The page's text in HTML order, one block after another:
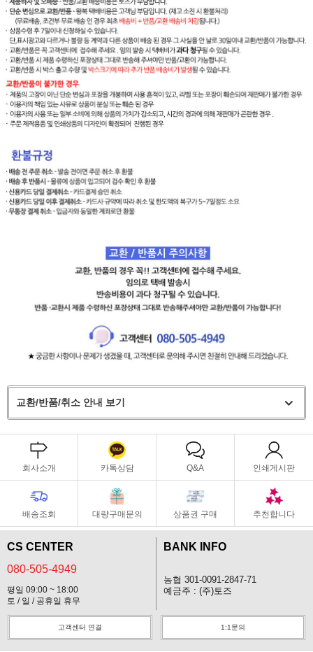
교환/반품/취소 안내 보기
회사소개 카톡상담 Q&A 인쇄게시판
배송조회 대량구매문의 상품권 구매 추천합니다
CS CENTER
080-505-4949
평일 09:00 ~ 18:00
토 / 일 / 공휴일 휴무
BANK INFO
농협 301-0091-2847-71
예금주 : (주)토즈
고객센터 연결 1:1문의